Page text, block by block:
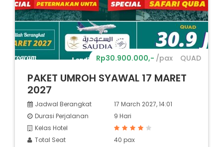
PAKET UMROH SYAWAL 17 MARET
2027
Rp30.900.000,- /pax QUAD
Jadwal Berangkat
17 March 2027, 14:01
Durasi Perjalanan
9 Hari
Kelas Hotel
Total Seat
40 pax